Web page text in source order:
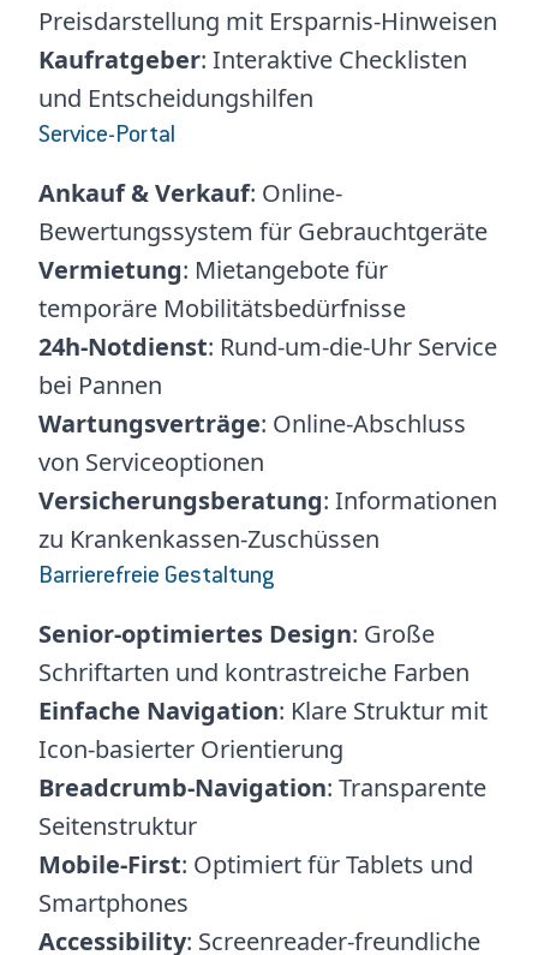
Preisdarstellung mit Ersparnis-Hinweisen
Kaufratgeber: Interaktive Checklisten
und Entscheidungshilfen
Service-Portal
Ankauf & Verkauf: Online-
Bewertungssystem für Gebrauchtgeräte
Vermietung: Mietangebote für
temporäre Mobilitätsbedürfnisse
24h-Notdienst: Rund-um-die-Uhr Service
bei Pannen
Wartungsverträge: Online-Abschluss
von Serviceoptionen
Versicherungsberatung: Informationen
zu Krankenkassen-Zuschüssen
Barrierefreie Gestaltung
Senior-optimiertes Design: Große
Schriftarten und kontrastreiche Farben
Einfache Navigation: Klare Struktur mit
Icon-basierter Orientierung
Breadcrumb-Navigation: Transparente
Seitenstruktur
Mobile-First: Optimiert für Tablets und
Smartphones
Accessibility: Screenreader-freundliche